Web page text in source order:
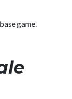
game.